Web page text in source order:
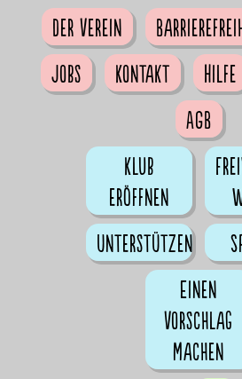
Der Verein
Jobs
Kontakt Hilfe
AGB
Klub
eröffnen
Unterstützen
Einen
Vorschlag
machen